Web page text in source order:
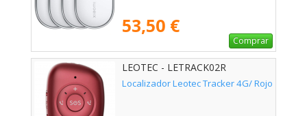
53,50 €
Comprar
LEOTEC - LETRACK02R
Localizador Leotec Tracker 4G/ Rojo